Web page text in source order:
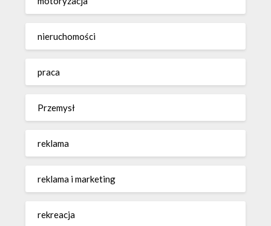
nieruchomości
praca
Przemysł
reklama
reklama i marketing
rekreacja